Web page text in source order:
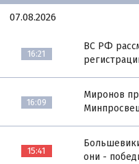
07.08.2026
16:21
ВС РФ
16:09
Миронов
15:41
они -